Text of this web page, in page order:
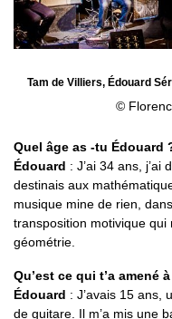
Tam de Villiers, Édouard
©
Quel âge as -tu Édouard
Édouard : J’ai 34 ans,
destinais aux
musique mine de rien,
transposition motivique
géométrie.
Qu’est ce qui t’a amené
Édouard : J’avais 15 ans,
de guitare. Il m’a mis une